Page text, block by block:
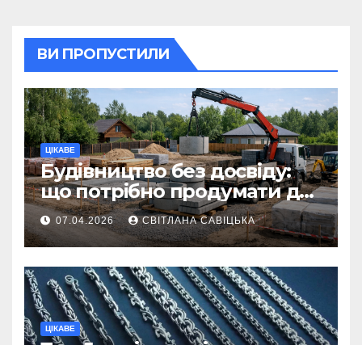
ВИ ПРОПУСТИЛИ
ЦІКАВЕ
Будівництво без досвіду:
що потрібно продумати до
першої доставки на
ділянку
07.04.2026 СВІТЛАНА САВІЦЬКА
ЦІКАВЕ